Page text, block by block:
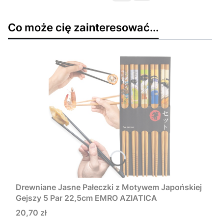
Co może cię zainteresować...
Drewniane Jasne Pałeczki z Motywem Japońskiej
Gejszy 5 Par 22,5cm EMRO AZIATICA
Cena
20,70 zł